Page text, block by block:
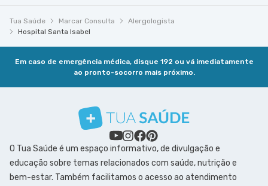
Tua Saúde Marcar Consulta
Alergologista
Hospital Santa Isabel
Em caso de emergência médica, disque 192 ou vá imediatamente
ao pronto-socorro mais próximo.
O Tua Saúde é um espaço informativo, de divulgação e
educação sobre temas relacionados com saúde, nutrição e
bem-estar. Também facilitamos o acesso ao atendimento